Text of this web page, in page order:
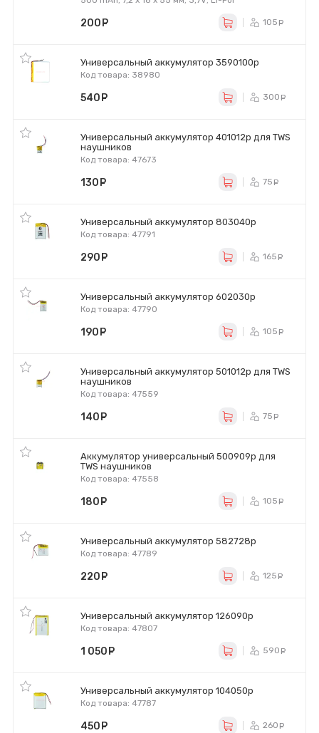
200 105
Универсальный аккумулятор 3590100p
Код товара: 38980
540 300
Универсальный аккумулятор 401012p для TWS
наушников
Код товара: 47673
130 75
Универсальный аккумулятор 803040p
Код товара: 47791
290 165
Универсальный аккумулятор 602030p
Код товара: 47790
190 105
Универсальный аккумулятор 501012p для TWS
наушников
Код товара: 47559
140 75
Аккумулятор универсальный 500909p для
TWS наушников
Код товара: 47558
180 105
Универсальный аккумулятор 582728p
Код товара: 47789
220 125
Универсальный аккумулятор 126090p
Код товара: 47807
1 050 590
Универсальный аккумулятор 104050p
Код товара: 47787
450 260